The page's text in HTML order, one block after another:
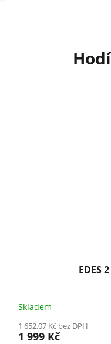
EDES
Skladem
1 652,07 Kč bez DPH
1 999 Kč